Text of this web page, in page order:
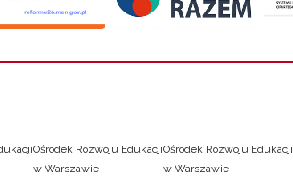
Ośrodek Rozwoju Edukacji
w Warszawie
Ośrodek Rozwoju Edukacji
w Warszawie